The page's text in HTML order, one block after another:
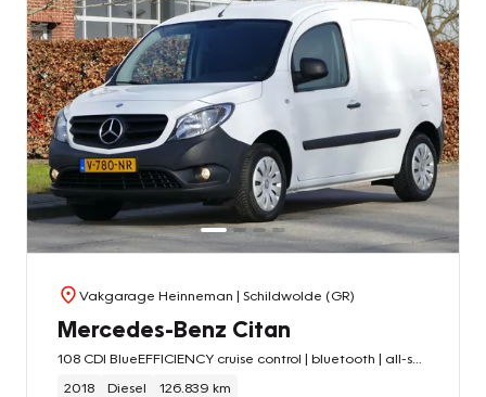
Vakgarage Heinneman | Schildwolde (GR)
Mercedes-Benz Citan
2018
Diesel 126.839 km